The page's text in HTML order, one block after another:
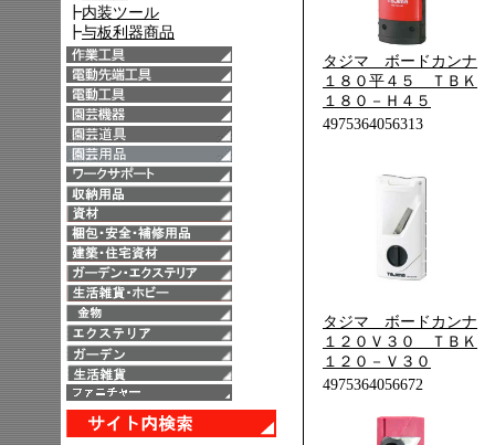
タジマ ボードカンナ
１８０平４５ ＴＢＫ
１８０－Ｈ４５
4975364056313
タジマ ボードカンナ
１２０Ｖ３０ ＴＢＫ
１２０－Ｖ３０
4975364056672